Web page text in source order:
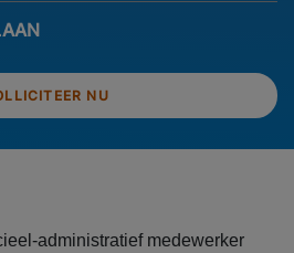
NU
administratief medewerker